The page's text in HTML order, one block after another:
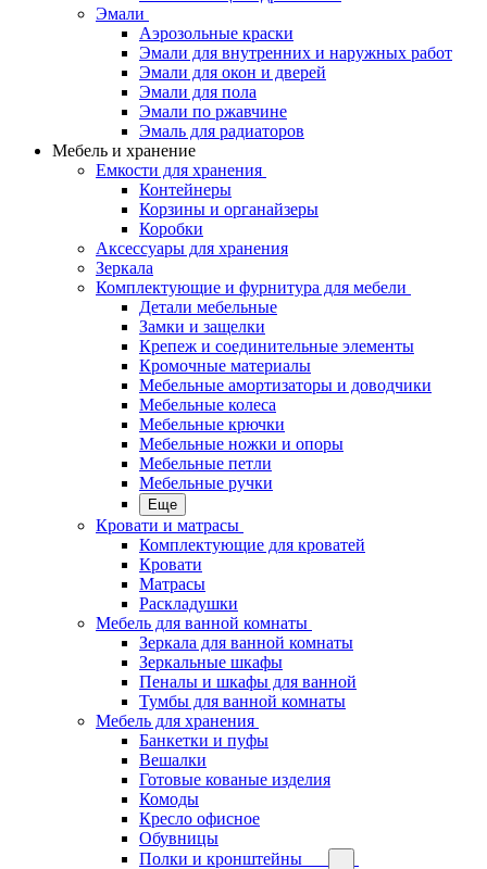
Эмали
Аэрозольные краски
Эмали для внутренних и наружных работ
Эмали для окон и дверей
Эмали для пола
Эмали по ржавчине
Эмаль для радиаторов
Мебель и хранение
Емкости для хранения
Контейнеры
Корзины и органайзеры
Коробки
Аксессуары для хранения
Зеркала
Комплектующие и фурнитура для мебели
Детали мебельные
Замки и защелки
Крепеж и соединительные элементы
Кромочные материалы
Мебельные амортизаторы и доводчики
Мебельные колеса
Мебельные крючки
Мебельные ножки и опоры
Мебельные петли
Мебельные ручки
Еще
Кровати и матрасы
Комплектующие для кроватей
Кровати
Матрасы
Раскладушки
Мебель для ванной комнаты
Зеркала для ванной комнаты
Зеркальные шкафы
Пеналы и шкафы для ванной
Тумбы для ванной комнаты
Мебель для хранения
Банкетки и пуфы
Вешалки
Готовые кованые изделия
Комоды
Кресло офисное
Обувницы
Полки и кронштейны